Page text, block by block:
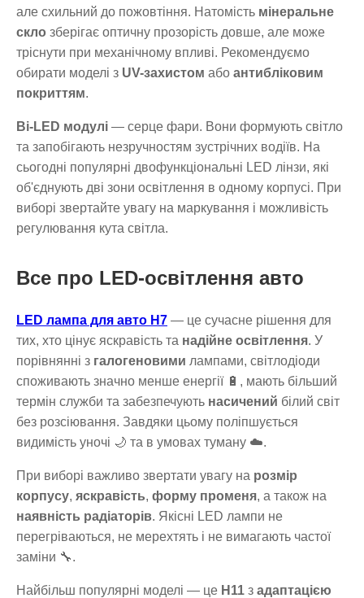
але схильний до пожовтіння. Натомість мінеральне
скло зберігає оптичну прозорість довше, але може
тріснути при механічному впливі. Рекомендуємо
обирати моделі з UV-захистом або антибліковим
покриттям.
Bi-LED модулі — серце фари. Вони формують світло
та запобігають незручностям зустрічних водіїв. На
сьогодні популярні двофункціональні LED лінзи, які
об'єднують дві зони освітлення в одному корпусі. При
виборі звертайте увагу на маркування і можливість
регулювання кута світла.
Все про LED-освітлення авто
LED лампа для авто H7 — це сучасне рішення для
тих, хто цінує яскравість та надійне освітлення. У
порівнянні з галогеновими лампами, світлодіоди
споживають значно менше енергії 🔋, мають більший
термін служби та забезпечують насичений білий світ
без розсіювання. Завдяки цьому поліпшується
видимість уночі 🌙 та в умовах туману ☁️.
При виборі важливо звертати увагу на розмір
корпусу, яскравість, форму променя, а також на
наявність радіаторів. Якісні LED лампи не
перегріваються, не мерехтять і не вимагають частої
заміни 🔧.
Найбільш популярні моделі — це H11 з адаптацією